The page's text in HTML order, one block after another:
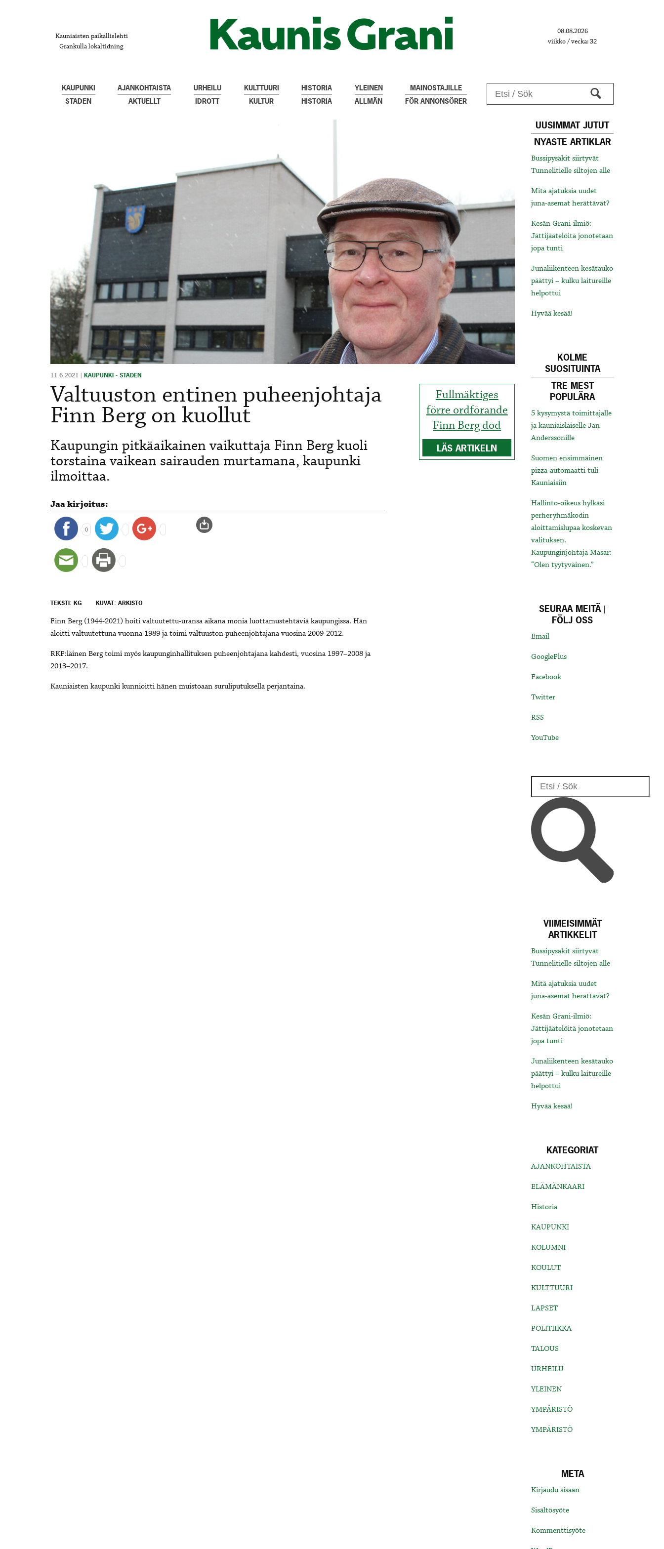
Kauniaisten paikallislehti
Grankulla lokaltidning
08.08.2026
viikko / vecka: 32
KAUPUNKI
STADEN
AJANKOHTAISTA
AKTUELLT
URHEILU
IDROTT
KULTTUURI
KULTUR
HISTORIA
HISTORIA
YLEINEN
ALLMÄN
MAINOSTAJILLE
FÖR ANNONSÖRER
Fullmäktiges
förre ordförande
Finn Berg död
LÄS ARTIKELN
11.6.2021 | KAUPUNKI - STADEN
Valtuuston entinen puheenjohtaja
Finn Berg on kuollut
Kaupungin pitkäaikainen vaikuttaja Finn Berg kuoli
torstaina vaikean sairauden murtamana, kaupunki
ilmoittaa.
Jaa kirjoitus:
0
TEKSTI: KG KUVAT: ARKISTO
Finn Berg (1944-2021) hoiti valtuutettu-uransa aikana monia luottamustehtäviä kaupungissa. Hän
aloitti valtuutettuna vuonna 1989 ja toimi valtuuston puheenjohtajana vuosina 2009-2012.
RKP:läinen Berg toimi myös kaupunginhallituksen puheenjohtajana kahdesti, vuosina 1997–2008 ja
2013–2017.
Kauniaisten kaupunki kunnioitti hänen muistoaan suruliputuksella perjantaina.
UUSIMMAT JUTUT
NYASTE ARTIKLAR
Bussipysäkit siirtyvät
Tunnelitielle siltojen alle
Mitä ajatuksia uudet
juna-asemat herättävät?
Kesän Grani-ilmiö:
Jättijäätelöitä jonotetaan
jopa tunti
Junaliikenteen kesätauko
päättyi – kulku laitureille
helpottui
Hyvää kesää!
KOLME
SUOSITUINTA
TRE MEST
POPULÄRA
5 kysymystä toimittajalle
ja kauniaislaiselle Jan
Anderssonille
Suomen ensimmäinen
pizza-automaatti tuli
Kauniaisiin
Hallinto-oikeus hylkäsi
perheryhmäkodin
aloittamislupaa koskevan
valituksen.
Kaupunginjohtaja Masar:
“Olen tyytyväinen.”
SEURAA MEITÄ |
FÖLJ OSS
Email
GooglePlus
Facebook
Twitter
RSS
YouTube
VIIMEISIMMÄT
ARTIKKELIT
Bussipysäkit siirtyvät
Tunnelitielle siltojen alle
Mitä ajatuksia uudet
juna-asemat herättävät?
Kesän Grani-ilmiö:
Jättijäätelöitä jonotetaan
jopa tunti
Junaliikenteen kesätauko
päättyi – kulku laitureille
helpottui
Hyvää kesää!
KATEGORIAT
AJANKOHTAISTA
ELÄMÄNKAARI
Historia
KAUPUNKI
KOLUMNI
KOULUT
KULTTUURI
LAPSET
POLITIIKKA
TALOUS
URHEILU
YLEINEN
YMPÄRISTÖ
YMPÄRISTÖ
META
Kirjaudu sisään
Sisältösyöte
Kommenttisyöte